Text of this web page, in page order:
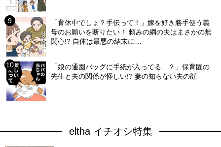
「育休中でしょ？手伝って！」嫁を好き勝手使う義
母のお願いを断りたい！ 頼みの綱の夫はまさかの無
関心!? 自体は最悪の結末に…
「娘の通園バッグに手紙が入ってる…？」保育園の
先生と夫の関係が怪しい!? 妻の知らない夫の顔
eltha イチオシ特集